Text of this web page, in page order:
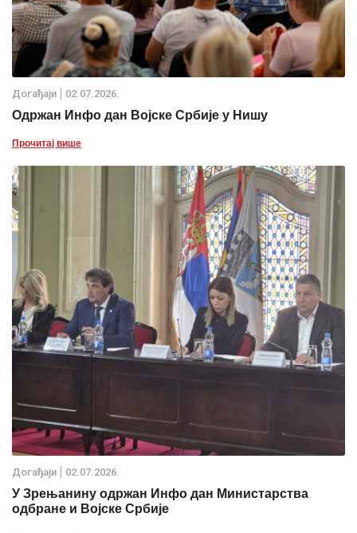
Дoгађаjи 02.07.2026.
Одржан Инфо дан Војске Србије у Нишу
Прочитај више
Дoгађаjи 02.07.2026.
У Зрењанину одржан Инфо дан Министарства
одбране и Војске Србије